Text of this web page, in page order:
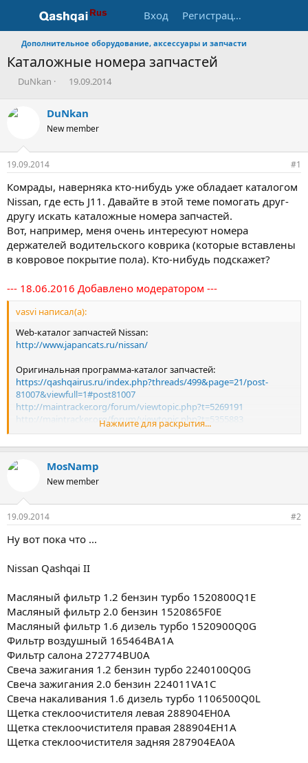
Вход Регистрация
Дополнительное оборудование, аксессуары и запчасти
Каталожные номера запчастей
А
о
е
м
DuNkan
Д
а
н
ч
а
19.09.2014
DuNkan
New member
19.09.2014 #1
Комрады, наверняка кто-нибудь уже обладает каталогом
Nissan, где есть J11. Давайте в этой теме помогать друг-
другу искать каталожные номера запчастей.
Вот, например, меня очень интересуют номера
держателей водительского коврика (которые вставлены
в ковровое покрытие пола). Кто-нибудь подскажет?
--- 18.06.2016 Добавлено модератором ---
vasvi написал(а):
Web-каталог запчастей Nissan:
http://www.japancats.ru/nissan/
Оригинальная программа-каталог запчастей:
https://qashqairus.ru/index.php?threads/499&page=21/post-
81007&viewfull=1#post81007
http://maintracker.org/forum/viewtopic.php?t=5269191
http://maintracker.org/forum/viewtopic.php?t=5355883
В версии с базами данных начиная с 05.2016 появился Кашкай
питерской сборки под кодом J11R.
Нажмите для раскрытия...
MosNamp
New member
19.09.2014 #2
Ну вот пока что ...
Nissan Qashqai II
Масляный фильтр 1.2 бензин турбо 1520800Q1E
Масляный фильтр 2.0 бензин 1520865F0E
Масляный фильтр 1.6 дизель турбо 1520900Q0G
Фильтр воздушный 165464BA1A
Фильтр салона 272774BU0A
Свеча зажигания 1.2 бензин турбо 2240100Q0G
Свеча зажигания 2.0 бензин 224011VA1C
Свеча накаливания 1.6 дизель турбо 1106500Q0L
Щетка стеклоочистителя левая 288904EH0A
Щетка стеклоочистителя правая 288904EH1A
Щетка стеклоочистителя задняя 287904EA0A